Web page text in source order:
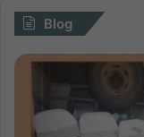
Blog